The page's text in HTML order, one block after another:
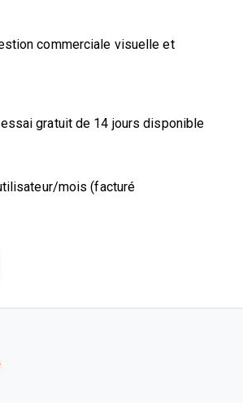
commerciale visuelle et
gratuit de 14 jours disponible
mois (facturé